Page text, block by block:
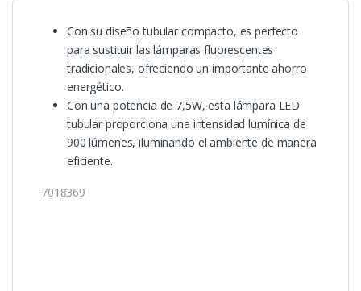
Con su diseño tubular compacto, es perfecto
para sustituir las lámparas fluorescentes
tradicionales, ofreciendo un importante ahorro
energético.
Con una potencia de 7,5W, esta lámpara LED
tubular proporciona una intensidad lumínica de
900 lúmenes, iluminando el ambiente de manera
eficiente.
7018369